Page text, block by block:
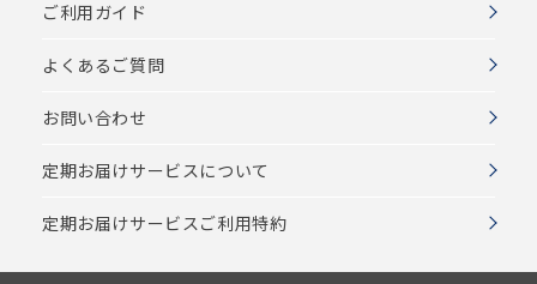
ご利用ガイド
よくあるご質問
お問い合わせ
定期お届けサービスについて
定期お届けサービスご利用特約